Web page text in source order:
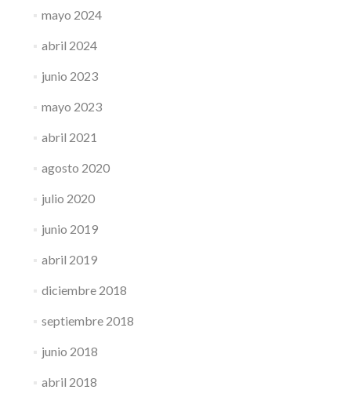
mayo 2024
abril 2024
junio 2023
mayo 2023
abril 2021
agosto 2020
julio 2020
junio 2019
abril 2019
diciembre 2018
septiembre 2018
junio 2018
abril 2018